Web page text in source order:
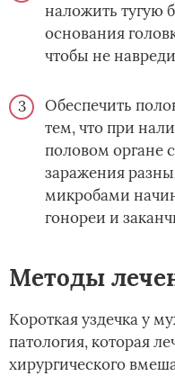
наложить тугую
основания
чтобы не
Обеспечить
тем, что при
половом органе
заражения
микробами
гонореи и
Методы
Короткая уздечка у
патология, которая
хирургического